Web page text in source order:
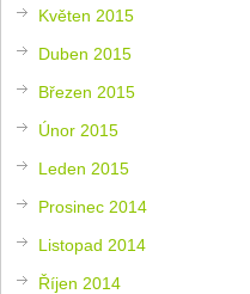
Květen 2015
Duben 2015
Březen 2015
Únor 2015
Leden 2015
Prosinec 2014
Listopad 2014
Říjen 2014